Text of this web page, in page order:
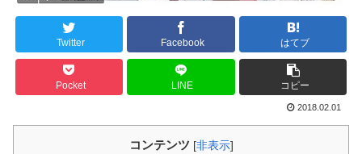
Twitter Facebook はてブ
Pocket LINE コピー
2018.02.01
コンテンツ [非表示]